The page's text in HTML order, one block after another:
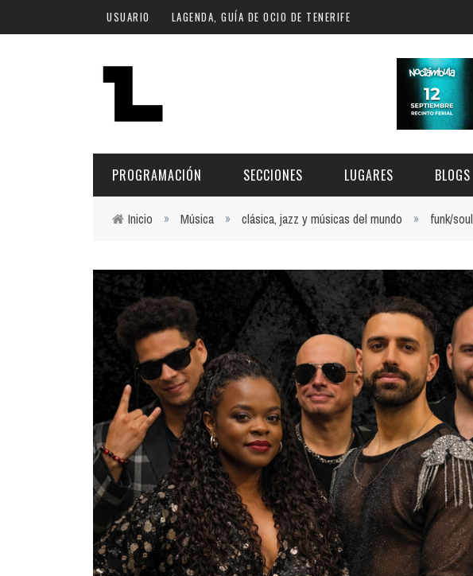
Pasar al contenido principal
USUARIO LAGENDA, GUÍA DE OCIO DE TENERIFE
PROGRAMACIÓN
Hoy
Plan Finde
Norte
Sur
Santa Cruz | La Laguna
Islas
SECCIONES
ESCÉNICAS
CULTURA
GASTRONOMÍA
INFANTIL
LUGARES
SALAS Y AUDITORIOS
ESPACIOS CULTURALES
NOCHE
LOCALES CON ACTUACIONES
COMERCIO
GASTRO
FORMATIVO
BLOGS
Inicio » Música » clásica, jazz y músicas del mundo » funk/soul